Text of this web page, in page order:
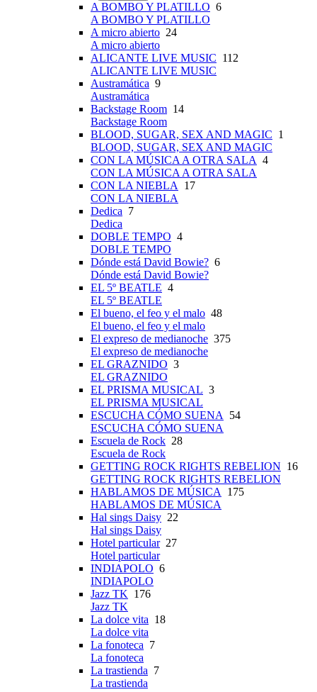
A BOMBO Y PLATILLO 6
A BOMBO Y PLATILLO
A micro abierto 24
A micro abierto
ALICANTE LIVE MUSIC 112
ALICANTE LIVE MUSIC
Austramática 9
Austramática
Backstage Room 14
Backstage Room
BLOOD, SUGAR, SEX AND MAGIC 1
BLOOD, SUGAR, SEX AND MAGIC
CON LA MÚSICA A OTRA SALA 4
CON LA MÚSICA A OTRA SALA
CON LA NIEBLA 17
CON LA NIEBLA
Dedica 7
Dedica
DOBLE TEMPO 4
DOBLE TEMPO
Dónde está David Bowie? 6
Dónde está David Bowie?
EL 5º BEATLE 4
EL 5º BEATLE
El bueno, el feo y el malo 48
El bueno, el feo y el malo
El expreso de medianoche 375
El expreso de medianoche
EL GRAZNIDO 3
EL GRAZNIDO
EL PRISMA MUSICAL 3
EL PRISMA MUSICAL
ESCUCHA CÓMO SUENA 54
ESCUCHA CÓMO SUENA
Escuela de Rock 28
Escuela de Rock
GETTING ROCK RIGHTS REBELION 16
GETTING ROCK RIGHTS REBELION
HABLAMOS DE MÚSICA 175
HABLAMOS DE MÚSICA
Hal sings Daisy 22
Hal sings Daisy
Hotel particular27
Hotel particular
INDIAPOLO 6
INDIAPOLO
Jazz TK 176
Jazz TK
La dolce vita 18
La dolce vita
La fonoteca 7
La fonoteca
La trastienda 7
La trastienda